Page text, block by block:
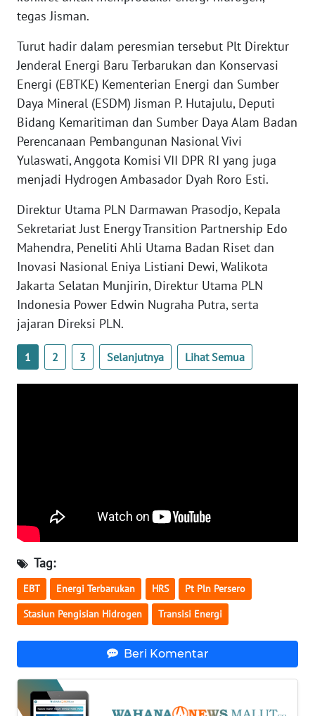
tegas Jisman.
Turut hadir dalam peresmian tersebut Plt Direktur
Jenderal Energi Baru Terbarukan dan Konservasi
Energi (EBTKE) Kementerian Energi dan Sumber
Daya Mineral (ESDM) Jisman P. Hutajulu, Deputi
Bidang Kemaritiman dan Sumber Daya Alam Badan
Perencanaan Pembangunan Nasional Vivi
Yulaswati, Anggota Komisi VII DPR RI yang juga
menjadi Hydrogen Ambasador Dyah Roro Esti.
Direktur Utama PLN Darmawan Prasodjo, Kepala
Sekretariat Just Energy Transition Partnership Edo
Mahendra, Peneliti Ahli Utama Badan Riset dan
Inovasi Nasional Eniya Listiani Dewi, Walikota
Jakarta Selatan Munjirin, Direktur Utama PLN
Indonesia Power Edwin Nugraha Putra, serta
jajaran Direksi PLN.
1 2 3 Selanjutnya Lihat Semua
Tag:
EBT Energi Terbarukan HRS Pt Pln Persero
Stasiun Pengisian Hidrogen Transisi Energi
Beri Komentar
WN
WN
SULBAR
WN
WN
SUMBAR
WN
BENGKULU
WN
LAMPUNG
WN
WN
WN
BALI
WN
WN
KALTENG